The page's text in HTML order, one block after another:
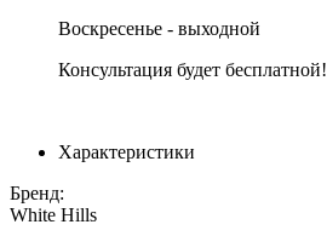
Воскресенье - выходной
Консультация будет бесплатной!
Характеристики
Бренд:
White Hills